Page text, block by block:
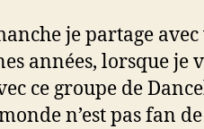
je partage
années, lorsque je
ce groupe de
n’est pas fan